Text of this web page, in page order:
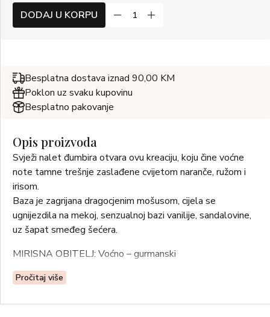
DODAJ U KORPU
Besplatna dostava iznad 90,00 KM
Poklon uz svaku kupovinu
Besplatno pakovanje
Opis proizvoda
Svježi nalet đumbira otvara ovu kreaciju, koju čine voćne
note tamne trešnje zaslađene cvijetom naranče, ružom i
irisom.
Baza je zagrijana dragocjenim mošusom, cijela se
ugnijezdila na mekoj, senzualnoj bazi vanilije, sandalovine,
uz šapat smeđeg šećera.
MIRISNA OBITELJ: Voćno – gurmanski
GORNJE NOTE: trešnja, naranča, đumbir, badem
BAZNE NOTE: vanilija, zrno tonke, smeđi šećer,
Pročitaj više